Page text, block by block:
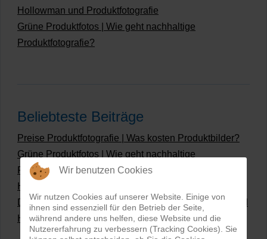
Hollowman und Produktfotografie
Grüne Produktfotos | Wie geht nachhaltige
Produktfotografie?
Beliebteste Beiträge
Preise Produktfotografie | Was kosten Produktbilder?
Grüne Produktfotos | Wie geht nachhaltige
Produktfotografie?
Hollow Man Fotografie | Darauf kommt es an!
Dateiformate und Bilder mit transparentem Hintergrund
Hollowman und Produktfotografie
Wir benutzen Cookies
Wir nutzen Cookies auf unserer Website. Einige von
ihnen sind essenziell für den Betrieb der Seite,
während andere uns helfen, diese Website und die
Nutzererfahrung zu verbessern (Tracking Cookies). Sie